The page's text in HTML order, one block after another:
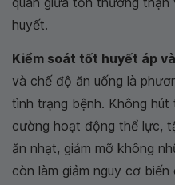
huyết.
Kiểm soát tốt huyết áp
và chế độ ăn uống là
tình trạng bệnh. Không hút
cường hoạt động thể lực,
ăn nhạt, giảm mỡ không
còn làm giảm nguy cơ